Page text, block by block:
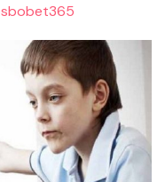
sbobet365